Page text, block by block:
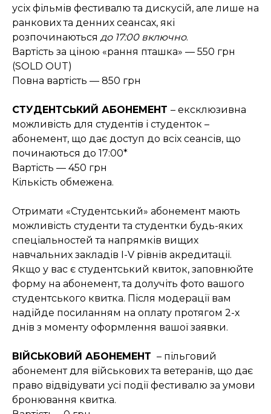
усіх фільмів фестивалю та дискусій, але лише на
ранкових та денних сеансах, які
розпочинаються до 17:00 включно.
Вартість за ціною «рання пташка» — 550 грн
(SOLD OUT)
Повна вартість — 850 грн
СТУДЕНТСЬКИЙ АБОНЕМЕНТ – ексклюзивна
можливість для студентів і студенток –
абонемент, що дає доступ до всіх сеансів, що
починаються до 17:00*
Вартість — 450 грн
Кількість обмежена.
Отримати «Студентський» абонемент мають
можливість студенти та студентки будь-яких
спеціальностей та напрямків вищих
навчальних закладів І-V рівнів акредитації.
Якщо у вас є студентський квиток, заповнюйте
форму на абонемент, та долучіть фото вашого
студентського квитка. Після модерації вам
надійде посиланням на оплату протягом 2-х
днів з моменту оформлення вашої заявки.
ВІЙСЬКОВИЙ АБОНЕМЕНТ – пільговий
абонемент для військових та ветеранів, що дає
право відвідувати усі події фестивалю за умови
бронювання квитка.